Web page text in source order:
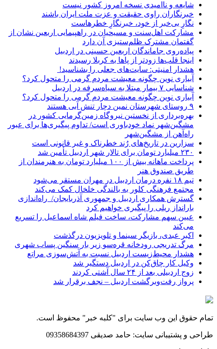
شایعه و ناامیدی نسخه امروز کشور نیست
خبرنگاران راوی حقیقت و عزت ملت ایران باشند
نگارِ بی‌خبر از خود، خبرنگارِ خطرهاست
مشارکت اهل‌سنت و مسیحیان در راهپیمایی اربعین نشان از
گفتمان مشترک ظلم‌ستیزی آن دارد
پیاده‌روی جاماندگان اربعین حسینی در اردبیل
اینجا قلب‌ها زودتر از پاها به کربلا رسیدند
هشدار امنیتی: سایت‌های جعلی را بشناسید!
آبیاری نوین چگونه معیشت مردم گرمی را متحول کرد؟
شناسایی ۷ بیمار مبتلا به سیاه‌سرفه در اردبیل
آبیاری نوین چگونه معیشت مردم گرمی را متحول کرد؟
۹ روستای شهرستان نمین دچار تنش آبی هستند
بهره‌برداری از نخستین نیروگاه زمین‌گرمایی کشور در
مشگین‌شهر نماد خودباوری است/ تداوم پیگیری‌ها برای عبور
راه‌آهن از مشگین‌شهر
سزارین در تاریخ‌های رُند خطرناک و غیر قانونی است
۲۳۰ میلیارد تومان برای تالار شهر اردبیل تأمین شد
پرداخت ماهانه بیش از ۱۰۰ میلیارد تومان به هنرمندان از
طریق صندوق هنر
تیم ۱۸ نفره درمان اردبیل در مهران مستقر می‌شود
مجتمع فرهنگی کلور به بالندگی خلخال کمک می‌کند
گسترش همکاری اردبیل و جمهوری آذربایجان/ راه‌اندازی
بارانداز ریلی را پیگیری خواهیم کرد
عیین سهم مشارکت، ساخت فیلم شاه‌ اسماعیل را تسریع
می‌کند
اکبر عبدی، بازیگر سینما و تلویزیون درگذشت
مرگ تدریجی رودخانه قره‌سو زیر بار سنگین پساب شهری
هشدار محیط‌زیست اردبیل نسبت به آتش‌سوزی مراتع
وکیل کار چاق‌کن در اردبیل دستگیر شد
زوج اردبیلی بعد از ۲۴ سال آشتی کردند
پرواز رفت‌وبرگشت اردبیل – نجف برقرار شد
تمام حقوق این وب سایت برای "کلبه خبر" محفوظ است.
طراحی و پشتیبانی سایت: حامد صدیقی 09358684397